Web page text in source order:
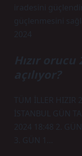
iradesini
güçlenmesini
2024
Hızır
açılıyor?
TÜM İLLER HIZIR
İSTANBUL GÜN
2024 18:48 2.
3. GÜN 1…